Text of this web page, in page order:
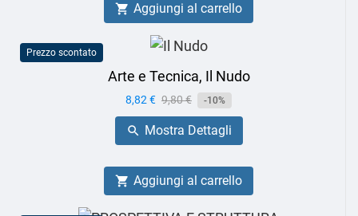
 Aggiungi al carrello
Prezzo scontato
Arte e Tecnica, Il Nudo
Prezzo
8,82 € Prezzo
base
9,80 € -10%
 Mostra Dettagli
 Aggiungi al carrello